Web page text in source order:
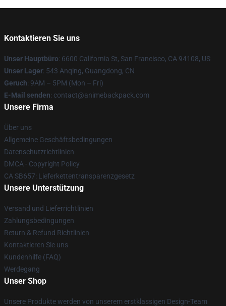
Kontaktieren Sie uns
Unser Hauptbüro: 6600 California St, San Francisco, CA 94108, US
Unser Lager: 543 Anqing, Guangdong, CN
Geruch: 9AM – 5PM (Mon – Fri)
E-Mail senden: contact@animebackpack.com
Unsere Firma
Über uns
Allgemeine Geschäftsbedingungen
Datenschutzrichtlinien
DMCA - Copyright Policy
CA SB657: Lieferkettentransparenzgesetz
Unsere Unterstützung
Versand und Lieferrichtlinien
Zahlungsbedingungen
Return & Refund Richtlinien
Kontaktieren Sie uns
Kundenhilfe (FAQ)
Werdegang
Unser Shop
Unsere Produkte werden von unserem erstklassigen Design-Team